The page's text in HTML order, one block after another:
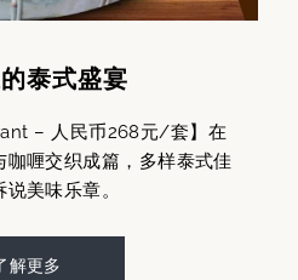
泰式盛宴
– 人民币268元/套】在
喱交织成篇，多样泰式佳
美味乐章。
解更多